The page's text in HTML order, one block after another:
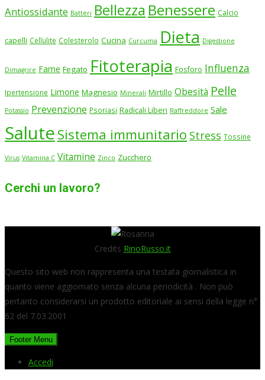
Antiossidante Batteri Bellezza Benessere Calcio
capelli Cellulite Colesterolo Cucina Curcuma Dieta Digestione
Dimagrire Fame Fegato Fitoterapia Fosforo Influenza
Ipertensione Limone Magnesio Minerali Mirtillo Obesità Pelle
Potassio Prevenzione Psoriasi Radicali Liberi Raffreddore Sale
Salute Sistema immunitario Stress Tossine
Virus Vitamina C Vitamine Zinco Zucchero
Cerchi un lavoro?
Credits RinoRusso.it
Questo sito web non rappresenta una testata giornalistica in
quanto viene aggiornato senza alcuna periodicità . Non può
pertanto considerarsi un prodotto editoriale ai sensi della legge n°
62 del 7.03.2001
Footer Menu
Accedi